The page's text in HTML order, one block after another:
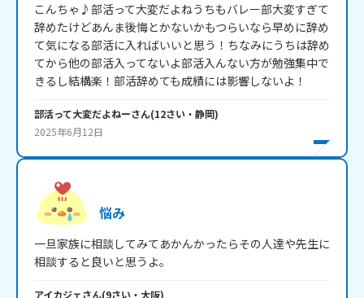
こんちゃ♪部活って大変だよねうちもバレー部大変すぎて
辞めたけどあんま後悔とかないかもつらいなら早めに辞め
て気になる部活に入ればいいと思う！ちなみにうちは辞め
てから他の部活入ってないよ部活入んない方が勉強集中で
きるし結構楽！部活辞めても成績には影響しないよ！
部活って大変だよねーさん(12さい・ 静岡)
2025年6月12日
悩み
一旦家族に相談してみてあかんかったらその人達や先生に
相談すると良いと思うよ。
アイカジェさん(9さい・ 大阪)